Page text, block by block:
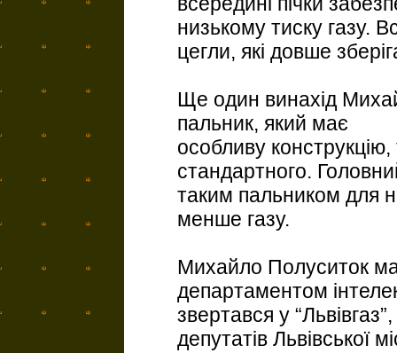
низькому тиску газу.
цегли, які довше
Ще один винахід
пальник, який має
особливу конструкцію,
стандартного.
таким пальником для
менше газу.
Михайло Полуситок
департаментом
звертався у
депутатів Львівської